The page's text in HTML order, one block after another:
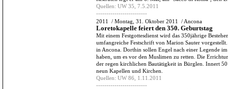
Quellen: UW 35, 7.5.2011
-------------------------
2011
/ Montag, 31. Oktober 2011 / Ancona
Loretokapelle feiert den 350. Geburtstag
Mit einem Festgottesdienst wird das 350jährige
umfangreiche Festschrift von Marion Sauter
in Ancona. Dorthin sollen Engel nach einer Legende
haben, um es vor den Muslimen zu retten. Die
der regen kirchlichen Bautätigkeit in Bürglen. Innert
neun Kapellen und Kirchen.
Quellen: UW 86, 1.11.2011
-------------------------